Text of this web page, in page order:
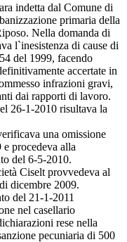
indetta dal Comune di
primaria della
Nella domanda di
l`inesistenza di cause di
del 1999, facendo
accertate in
infrazioni gravi,
dai rapporti di lavoro.
26-1-2010 risultava la
una omissione
procedeva alla
del 6-5-2010.
Ciselt provvedeva al
dicembre 2009.
del 21-1-2011
nel casellario
rese nella
pecuniaria di 500